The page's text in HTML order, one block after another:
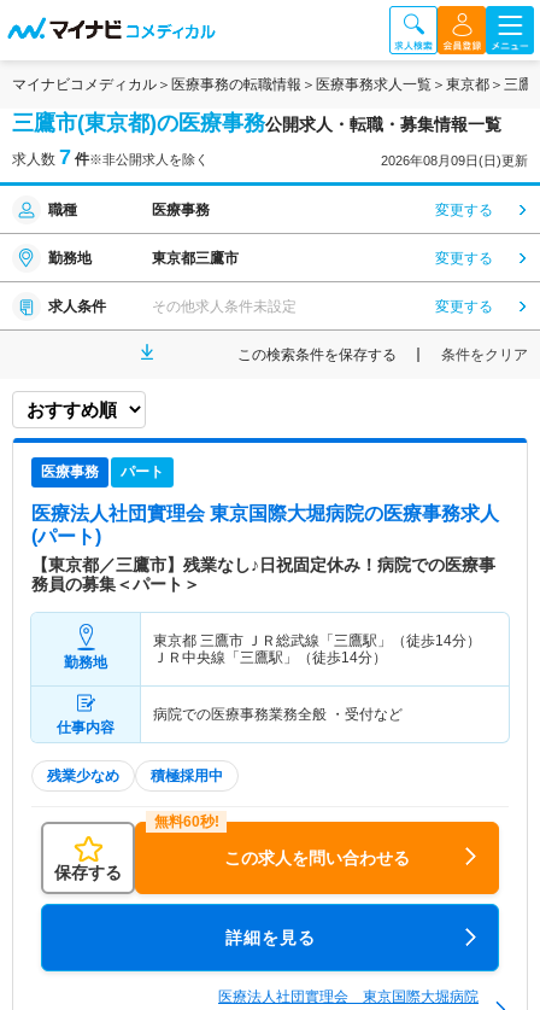
マイナビコメディカル 医療事務の転職情報 医療事務求人一覧 東京都 三鷹
三鷹市(東京都)の医療事務公開求人・転職・募集情報一覧
求人数 7 件※非公開求人を除く 2026年08月09日(日)更新
職種 医療事務 変更する
勤務地 東京都三鷹市 変更する
求人条件 その他求人条件未設定 変更する
この検索条件を保存する 条件をクリア
医療事務 パート
医療法人社団實理会 東京国際大堀病院の医療事務求人
(パート)
【東京都／三鷹市】残業なし♪日祝固定休み！病院での医療事
務員の募集＜パート＞
勤務地
東京都 三鷹市 ＪＲ総武線「三鷹駅」（徒歩14分）
ＪＲ中央線「三鷹駅」（徒歩14分）
仕事内容
病院での医療事務業務全般 ・受付など
残業少なめ 積極採用中
保存する
この求人を問い合わせる
詳細を見る
医療法人社団實理会 東京国際大堀病院